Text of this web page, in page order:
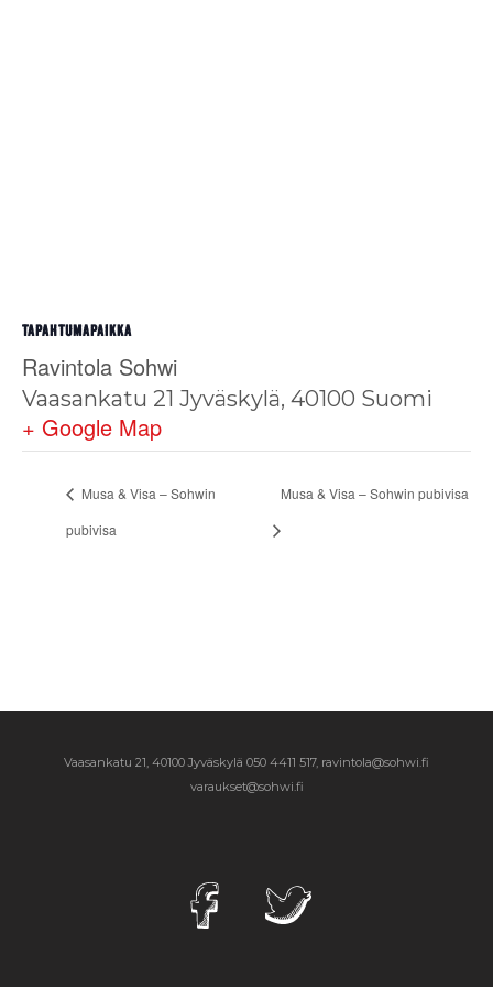
TAPAHTUMAPAIKKA
Ravintola Sohwi
Vaasankatu 21 Jyväskylä, 40100 Suomi
+ Google Map
Musa & Visa – Sohwin
pubivisa
Musa & Visa – Sohwin pubivisa
Vaasankatu 21, 40100 Jyväskylä 050 4411 517, ravintola@sohwi.fi
varaukset@sohwi.fi